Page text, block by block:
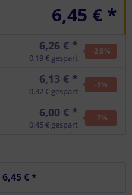
6,45 € *
6,26 € *
0,19 € gespart
-2.9%
6,13 € *
0,32 € gespart
-5%
6,00 € *
0,45 € gespart
-7%
6,45 €*